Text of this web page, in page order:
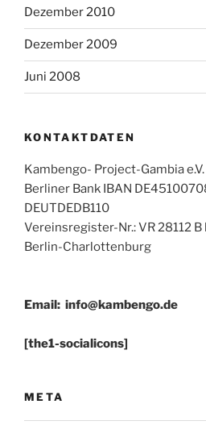
Dezember 2010
Dezember 2009
Juni 2008
KONTAKTDATEN
Kambengo- Project-Gambia
Berliner Bank IBAN
DEUTDEDB110
Vereinsregister-Nr.: VR 28112
Berlin-Charlottenburg
Email: info@kambengo.de
[the1-socialicons]
META